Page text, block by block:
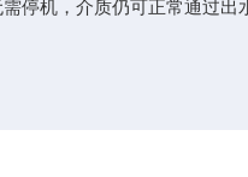
停机，介质仍可正常通过